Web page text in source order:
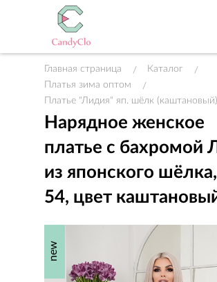
Главная страница / Каталог
/
Платья зима оптом
/
Платье "Лидия" яп. шёлк
Нарядное женское
платье с бахромой
из японского
54, цвет
new